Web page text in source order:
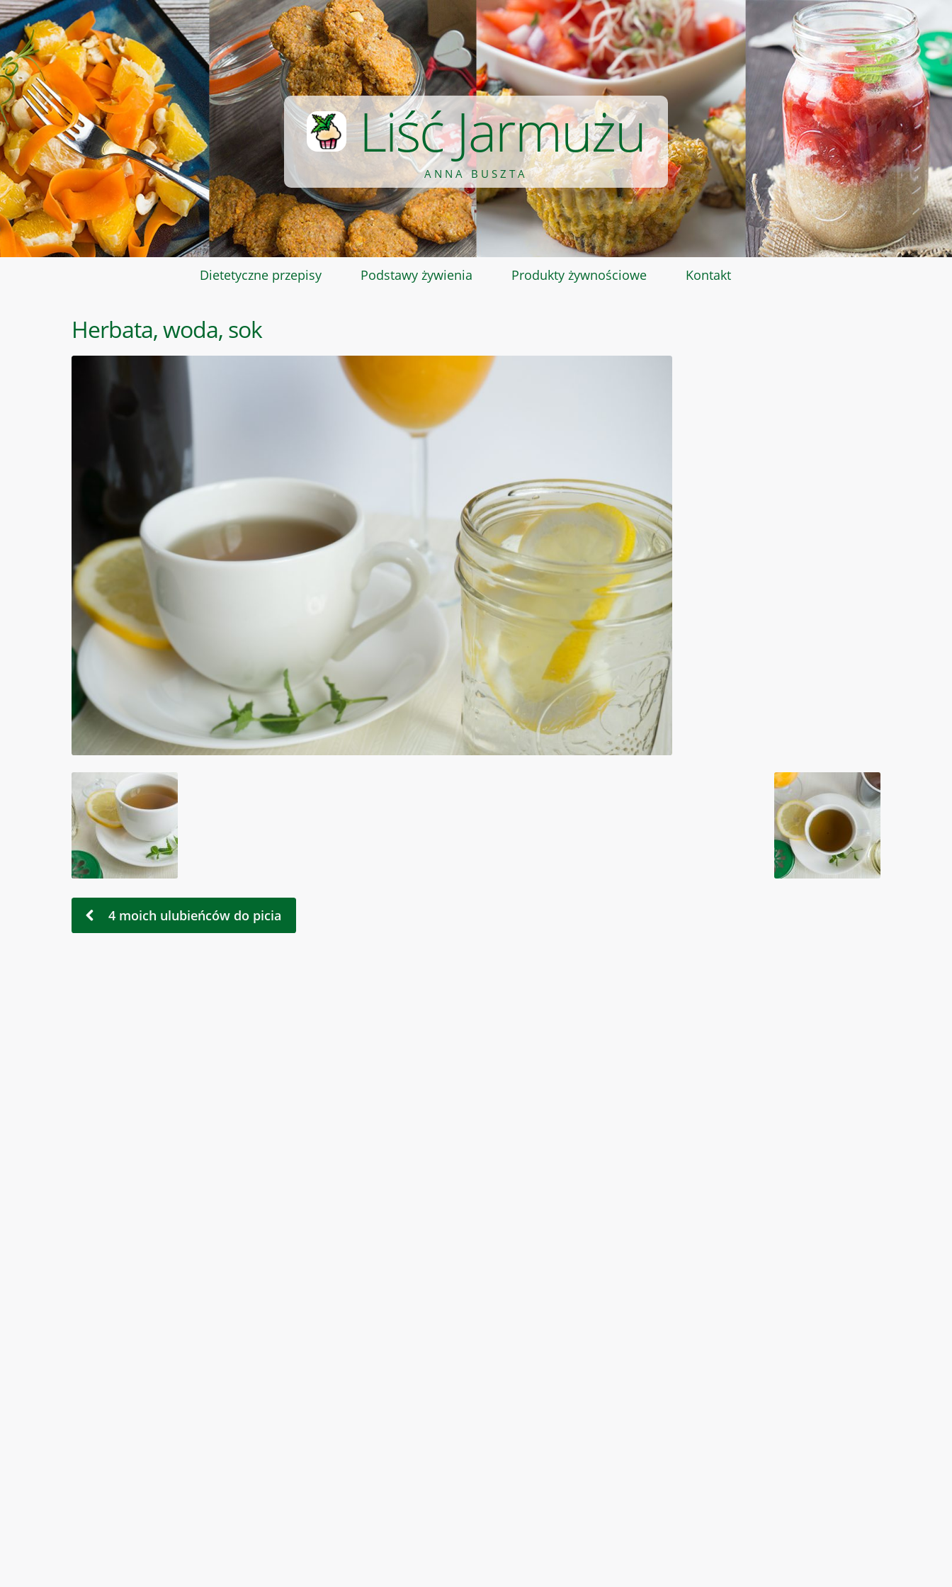
Liść Jarmużu
ANNA BUSZTA
Dietetyczne przepisy Podstawy żywienia Produkty żywnościowe Kontakt
Herbata, woda, sok
4 moich ulubieńców do picia